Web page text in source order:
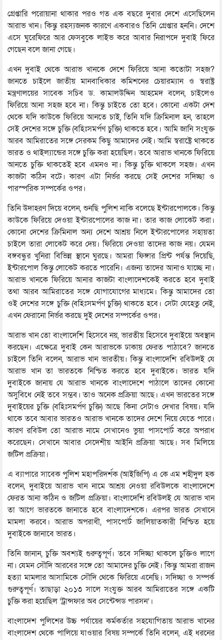
গ্রেপ্তারি পরোয়ানা থাকার পরও গত এক বছরে দুবার দেশে এসেছিলেন
আরাভ খান। কিন্তু রহস্যজনক কারণে একবারও তিনি গ্রেপ্তার হননি। দেশে
এসে ঘুরেফিরে আর ফেসবুকে লাইভ করে আবার নিরাপদে দুবাই ফিরে
গেছেন বলে জানা গেছে।
এখন দুবাই থেকে আরাভ খানকে দেশে ফিরিয়ে আনা কতোটা সহজ?
জানতে চাইলে জাতীয় মানবাধিকার কমিশনের চেয়ারম্যান ও স্বরাষ্ট্র
মন্ত্রণালয়ের সাবেক সচিব ড. কামালউদ্দিন আহমেদ বলেন, চাইলেও
ফিরিয়ে আনা সহজ হবে না। কিন্তু চাইতে তো হবে। কোনো একটা দেশ
থেকে যদি কাউকে ফিরিয়ে আনতে চাই, তিনি যদি ক্রিমিনাল হন, তাহলে
সেই দেশের সঙ্গে চুক্তি (বহিঃসমর্পণ চুক্তি) থাকতে হবে। আমি জানি সংযুক্ত
আরব আমিরাতের সঙ্গে সেরকম কিছু আমাদের নেই। আমি স্বরাষ্ট্রে থাকতে
ভারত ও থাইল্যান্ডের সঙ্গে চুক্তি করা হয়েছিল। তবে আরাভ খানকে ফিরিয়ে
আনতে চুক্তি থাকতেই হবে এমনও না। কিন্তু চুক্তি থাকলে সহজ। এখন
কাজটা কঠিন বটে। কারণ এটা নির্ভর করছে সেই দেশের সদিচ্ছা ও
পারস্পরিক সম্পর্কের ওপর।
তিনি উদাহরণ দিয়ে বলেন, শুনছি পুলিশ নাকি বলেছে ইন্টারপোলকে। কিন্তু
কাউকে ফিরিয়ে দেওয়া ইন্টারপোলের কাজ না। তার কাজ লোকেট করা।
কোনো দেশের ক্রিমিনাল অন্য দেশে আশ্রয় নিলে ইন্টারপোলের সহায়তা
চাইলে তারা লোকেট করে দেয়। ফিরিয়ে দেওয়া তাদের কাজ নয়। যেমন
বঙ্গবন্ধুর খুনিরা বিভিন্ন স্থানে ঘুরছে। আমরা ফিঙ্গার প্রিন্ট পর্যন্ত দিয়েছি,
ইন্টারপোল কিন্তু লোকেট করতে পারেনি। এজন্য তাদের আনাও যাচ্ছে না।
আরাভ খানকে ফিরিয়ে আনার কাজটা বাংলাদেশকেই করতে হবে দুবাই
তথা আরব আমিরাতের সঙ্গে যোগাযোগের মাধ্যমে। কিন্তু আমাদের তো
ওই দেশের সঙ্গে চুক্তি (বহিঃসমর্পণ চুক্তি) থাকতে হবে। সেটা যেহেতু নেই,
এখন ফেরানো নির্ভর করছে দুই দেশের সম্পর্কের ওপর।
আরাভ খান তো বাংলাদেশি হিসেবে নয়, ভারতীয় হিসেবে দুবাইয়ে অবস্থান
করছেন। এক্ষেত্রে দুবাই কেন আরাভকে ঢাকায় ফেরত পাঠাবে? জানতে
চাইলে তিনি বলেন, আরাভ খান ভারতীয়। কিন্তু বাংলাদেশি রবিউলই যে
আরাভ খান তা ভারতকে নিশ্চিত করতে হবে দুবাইকে। ভারত যদি
দুবাইকে জানায় যে আরাভ খানকে বাংলাদেশে পাঠালে তাদের কোনো
অসুবিধে নেই তবে সম্ভব। তাও অনেক প্রক্রিয়া আছে। এখন ভারতের সঙ্গে
দুবাইয়ের চুক্তি (বহিঃসমর্পণ চুক্তি) আছে কিনা সেটাও দেখার বিষয়। যদি
থাকে তবে আবার ভারতও আরাভ খানকে তাদের দেশে নিয়ে যেতে পারে।
কারণ রবিউল তো আরাভ নামে সেখানেও ভুয়া পাসপোর্ট করে অপরাধ
করেছেন। সেখানে আবার সেদেশীয় আইনি প্রক্রিয়া আছে। সব মিলিয়ে
জটিল প্রক্রিয়া।
এ ব্যাপারে সাবেক পুলিশ মহাপরিদর্শক (আইজিপি) এ কে এম শহীদুল হক
বলেন, দুবাইয়ে আরাভ খান নামে আশ্রয় নেওয়া রবিউলকে বাংলাদেশে
ফেরত আনা কঠিন ও জটিল প্রক্রিয়া। বাংলাদেশি রবিউলই যে আরাভ খান
তা আগে ভারতকে জানাতে হবে বাংলাদেশকে। এরপর ভারত সেখানে
মামলা করবে। আরাভ অপরাধী, পাসপোর্ট জালিয়াতকারী নিশ্চিত হয়ে
দুবাইকে জানাবে ভারত।
তিনি জানান, চুক্তি অবশ্যই গুরুত্বপূর্ণ। তবে সদিচ্ছা থাকলে চুক্তিও লাগে
না। যেমন সৌদি আরবের সঙ্গে তো আমাদের চুক্তি নেই। কিন্তু আমরা রাজন
হত্যা মামলার আসামিকে সৌদি থেকে ফিরিয়ে এনেছি। সদিচ্ছা ও সম্পর্ক
গুরুত্বপূর্ণ। তাছাড়া ২০১৩ সালে সংযুক্ত আরব আমিরাতের সঙ্গে একটি
চুক্তি করা হয়েছিল ‘ট্রান্সফার অব সেন্টেন্সড পারসন’।
বাংলাদেশ পুলিশের উচ্চ পর্যায়ের কর্মকর্তার সহযোগিতায় আরাভ খানের
বাংলাদেশ থেকে পালিয়ে যাওয়ার বিষয় সম্পর্কে তিনি বলেন, এই ধরনের